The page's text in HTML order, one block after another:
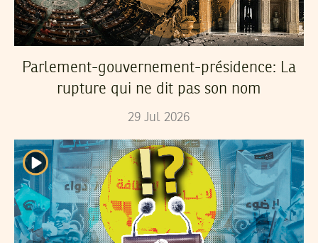
Parlement-gouvernement-présidence: La
rupture qui ne dit pas son nom
29 Jul 2026